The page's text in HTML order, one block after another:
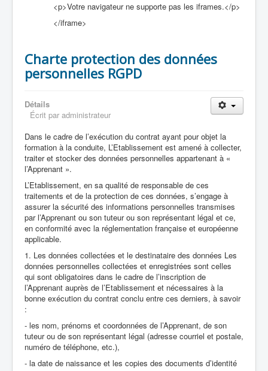
<p>Votre navigateur ne supporte pas les iframes.</p>
</iframe>
Charte protection des données
personnelles RGPD
Détails
Écrit par administrateur
Dans le cadre de l’exécution du contrat ayant pour objet la
formation à la conduite, L’Etablissement est amené à collecter,
traiter et stocker des données personnelles appartenant à «
l’Apprenant ».
L’Etablissement, en sa qualité de responsable de ces
traitements et de la protection de ces données, s’engage à
assurer la sécurité des informations personnelles transmises
par l’Apprenant ou son tuteur ou son représentant légal et ce,
en conformité avec la réglementation française et européenne
applicable.
1. Les données collectées et le destinataire des données Les
données personnelles collectées et enregistrées sont celles
qui sont obligatoires dans le cadre de l’inscription de
l’Apprenant auprès de l’Etablissement et nécessaires à la
bonne exécution du contrat conclu entre ces derniers, à savoir
:
- les nom, prénoms et coordonnées de l’Apprenant, de son
tuteur ou de son représentant légal (adresse courriel et postale,
numéro de téléphone, etc.),
- la date de naissance et les copies des documents d’identité